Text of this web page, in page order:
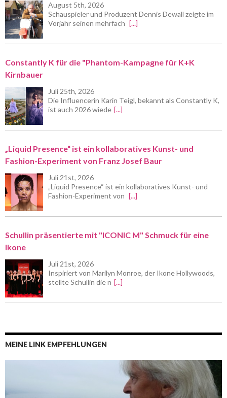
August 5th, 2026
Schauspieler und Produzent Dennis Dewall zeigte im
Vorjahr seinen mehrfach
[...]
Constantly K für die "Phantom-Kampagne für K+K
Kirnbauer
Juli 25th, 2026
Die Influencerin Karin Teigl, bekannt als Constantly K,
ist auch 2026 wiede [...]
„Liquid Presence“ ist ein kollaboratives Kunst- und
Fashion-Experiment von Franz Josef Baur
Juli 21st, 2026
„Liquid Presence“ ist ein kollaboratives Kunst- und
Fashion-Experiment von
[...]
Schullin präsentierte mit "ICONIC M" Schmuck für eine
Ikone
Juli 21st, 2026
Inspiriert von Marilyn Monroe, der Ikone Hollywoods,
stellte Schullin die n [...]
MEINE LINK EMPFEHLUNGEN